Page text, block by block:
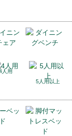
人用
5人用以上